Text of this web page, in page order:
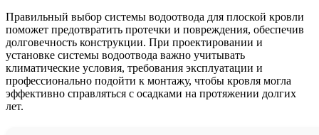
Правильный выбор системы водоотвода для плоской кровли
поможет предотвратить протечки и повреждения, обеспечив
долговечность конструкции. При проектировании и
установке системы водоотвода важно учитывать
климатические условия, требования эксплуатации и
профессионально подойти к монтажу, чтобы кровля могла
эффективно справляться с осадками на протяжении долгих
лет.